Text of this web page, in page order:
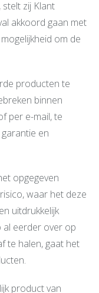
zij Klant
akkoord gaan met
om de
producten te
binnen
per e-mail, te
en
opgegeven
waar het deze
uitdrukkelijk
al eerder over op
te halen, gaat het
product van